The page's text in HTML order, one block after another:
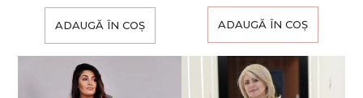
ADAUGĂ ÎN COȘ ADAUGĂ ÎN COȘ